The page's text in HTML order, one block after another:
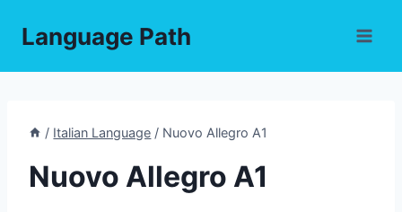
Language Path
/ Italian Language / Nuovo Allegro A1
Nuovo Allegro A1